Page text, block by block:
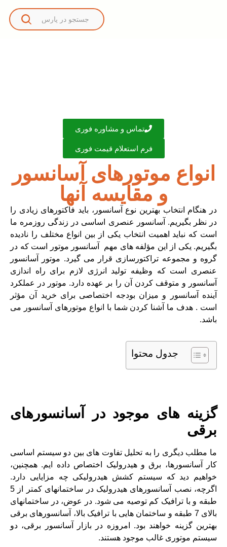
تماس و مشاوره فوری
فرم استعلام قیمت فوری
انواع موتورهای آسانسور
و مقایسه آنها
در هنگام انتخاب بهترین نوع آسانسور، باید فاکتورهای زیادی را
در نظر بگیریم. آسانسور عنصری اساسی در زندگی روزمره ما
است که نباید اهمیت انتخاب یکی از بین انواع مختلف را نادیده
بگیریم. یکی از این مؤلفه های مهم آسانسور موتور است که در
گروه و مجموعه تراکتورسازی قرار می گیرد. موتور آسانسور
عنصری است که وظیفه تولید انرژی لازم برای راه اندازی
آسانسور و متوقف کردن آن را بر عهده دارد. موتور در عملکرد
آینده آسانسور و میزان بودجه اختصاصی برای خرید آن مؤثر
است . هدف ما آشنا کردن شما با انواع موتورهای آسانسور می
باشد.
جدول محتوا
گزینه های موجود در آسانسورهای
برقی
ما مطلب دیگری را به تحلیل تفاوت های بین دو سیستم اساسی
کار آسانسورها، برق و هیدرولیک اختصاص داده ایم. همچنین،
خواهیم دید که سیستم کشش هیدرولیکی چه مزایایی دارد.
اگرچه، نصب آسانسورهای هیدرولیک در ساختمانهای کمتر از 5
طبقه و با ترافیک کم توصیه می شود. در عوض، در ساختمانهای
بالای 7 طبقه و ساختمان هایی با ترافیک بالا، آسانسورهای برقی
بهترین گزینه خواهند بود. امروزه در بازار آسانسور برقی، دو
سیستم موتوری غالب موجود هستند.